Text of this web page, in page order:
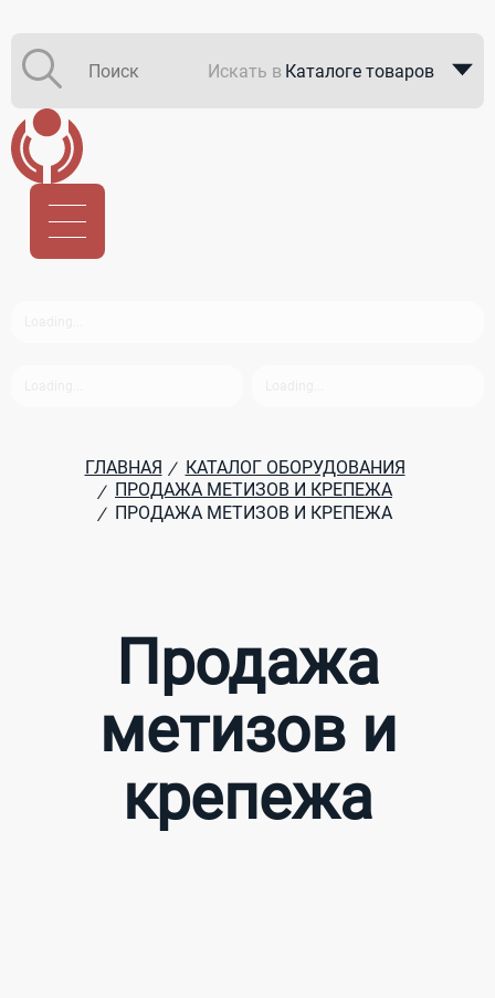
Искать в Каталоге товаров
ГЛАВНАЯ / КАТАЛОГ ОБОРУДОВАНИЯ
/ ПРОДАЖА МЕТИЗОВ И КРЕПЕЖА
/ ПРОДАЖА МЕТИЗОВ И КРЕПЕЖА
Продажа
метизов и
крепежа